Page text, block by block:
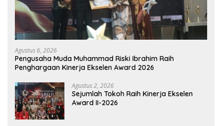
Agustus 6, 2026
Pengusaha Muda Muhammad Riski Ibrahim Raih
Penghargaan Kinerja Ekselen Award 2026
Agustus 2, 2026
Sejumlah Tokoh Raih Kinerja Ekselen
Award II-2026